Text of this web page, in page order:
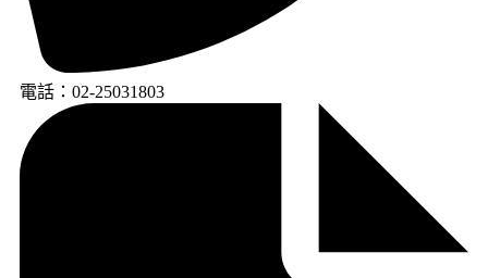
電話：02-25031803